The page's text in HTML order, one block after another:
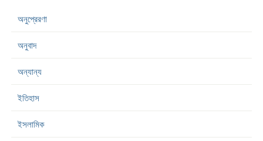
অনুপ্রেরণা
অনুবাদ
অন্যান্য
ইতিহাস
ইসলামিক